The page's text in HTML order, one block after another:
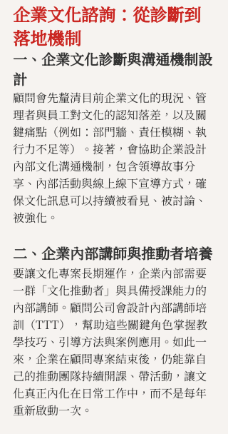
企業文化諮詢：從診斷到
落地機制
一、企業文化診斷與溝通機制設
計
顧問會先釐清目前企業文化的現況、管
理者與員工對文化的認知落差，以及關
鍵痛點（例如：部門牆、責任模糊、執
行力不足等）。接著，會協助企業設計
內部文化溝通機制，包含領導故事分
享、內部活動與線上線下宣導方式，確
保文化訊息可以持續被看見、被討論、
被強化。
二、企業內部講師與推動者培養
要讓文化專案長期運作，企業內部需要
一群「文化推動者」與具備授課能力的
內部講師。顧問公司會設計內部講師培
訓（TTT），幫助這些關鍵角色掌握教
學技巧、引導方法與案例應用。如此一
來，企業在顧問專案結束後，仍能靠自
己的推動團隊持續開課、帶活動，讓文
化真正內化在日常工作中，而不是每年
重新啟動一次。